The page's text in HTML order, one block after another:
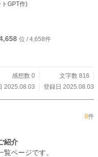
GPT作)
位 / 4,658件
感想数 0
文字数 816
2025.08.03
登録日 2025.08.03
8件
紹介
ページです。